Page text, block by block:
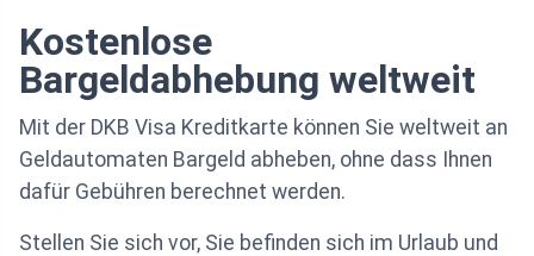
Kostenlose
Bargeldabhebung weltweit
Mit der DKB Visa Kreditkarte können Sie weltweit an
Geldautomaten Bargeld abheben, ohne dass Ihnen
dafür Gebühren berechnet werden.
Stellen Sie sich vor, Sie befinden sich im Urlaub und